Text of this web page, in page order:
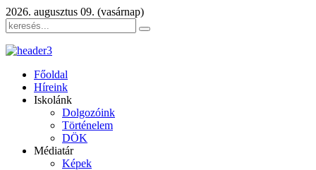
2026. augusztus 09. (vasárnap)
Főoldal
Híreink
Iskolánk
Dolgozóink
Történelem
DÖK
Médiatár
Képek